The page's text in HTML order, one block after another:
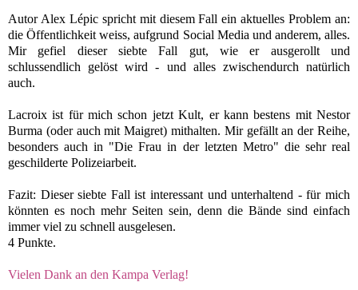
Autor Alex Lépic spricht mit diesem Fall ein aktuelles Problem an:
die Öffentlichkeit weiss, aufgrund Social Media und anderem, alles.
Mir gefiel dieser siebte Fall gut, wie er ausgerollt und
schlussendlich gelöst wird - und alles zwischendurch natürlich
auch.
Lacroix ist für mich schon jetzt Kult, er kann bestens mit Nestor
Burma (oder auch mit Maigret) mithalten. Mir gefällt an der Reihe,
besonders auch in "Die Frau in der letzten Metro" die sehr real
geschilderte Polizeiarbeit.
Fazit: Dieser siebte Fallist interessant und unterhaltend - für mich
könnten es noch mehr Seiten sein, denn die Bände sind einfach
immer viel zu schnell ausgelesen.
4 Punkte.
Vielen Dank an den Kampa Verlag!